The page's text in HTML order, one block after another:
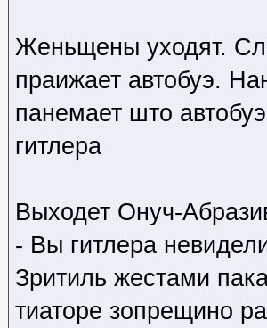
Женьщены уходят.
праижает автобуэ.
панемает што
гитлера
Выходет Онуч-
- Вы гитлера
Зритиль жестами
тиаторе зопрещино